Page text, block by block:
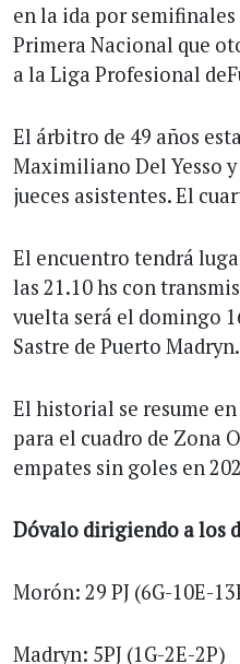
en la ida por
Primera Nacional que
a la Liga Profesional
El árbitro de 49 años
Maximiliano Del Yesso
jueces asistentes. El
El encuentro tendrá
las 21.10 hs con
vuelta será el domingo
Sastre de Puerto Madryn.
El historial se resume
para el cuadro de Zona
empates sin goles en
Dóvalo dirigiendo a los
Morón: 29 PJ (6G-10E-
Madryn: 5PJ (1G-2E-2P)